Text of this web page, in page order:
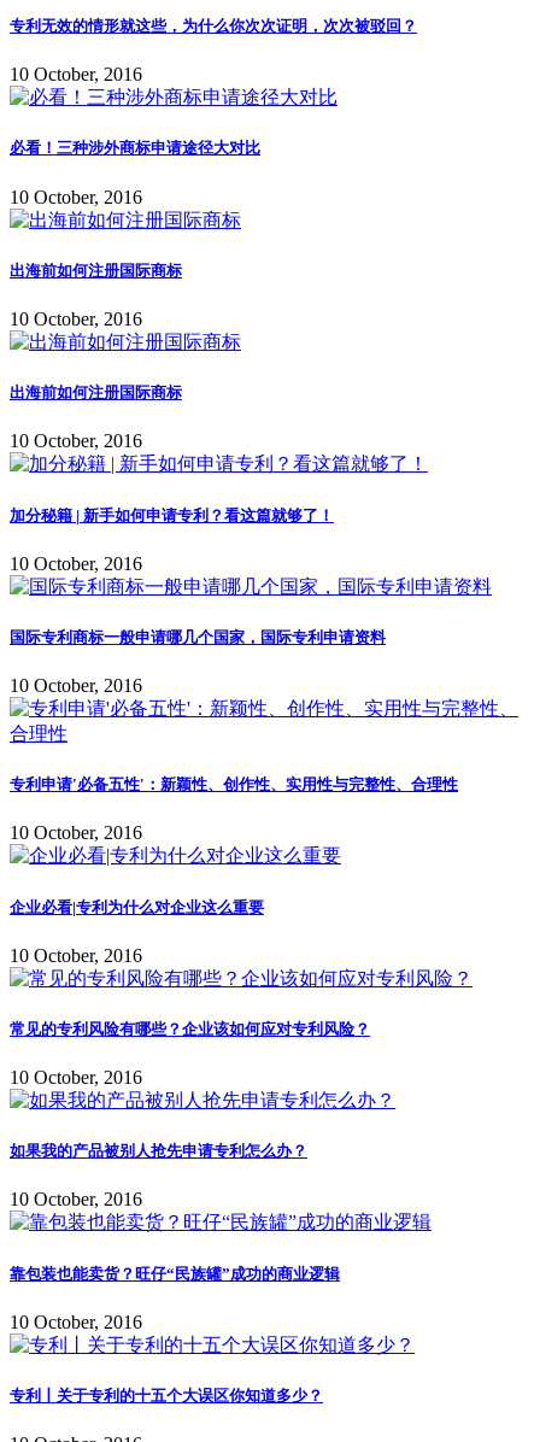
专利无效的情形就这些，为什么你次次证明，次次被驳回？
10 October, 2016
必看！三种涉外商标申请途径大对比
10 October, 2016
出海前如何注册国际商标
10 October, 2016
出海前如何注册国际商标
10 October, 2016
加分秘籍 | 新手如何申请专利？看这篇就够了！
10 October, 2016
国际专利商标一般申请哪几个国家，国际专利申请资料
10 October, 2016
专利申请'必备五性'：新颖性、创作性、实用性与完整性、合理性
10 October, 2016
企业必看|专利为什么对企业这么重要
10 October, 2016
常见的专利风险有哪些？企业该如何应对专利风险？
10 October, 2016
如果我的产品被别人抢先申请专利怎么办？
10 October, 2016
靠包装也能卖货？旺仔“民族罐”成功的商业逻辑
10 October, 2016
专利丨关于专利的十五个大误区你知道多少？